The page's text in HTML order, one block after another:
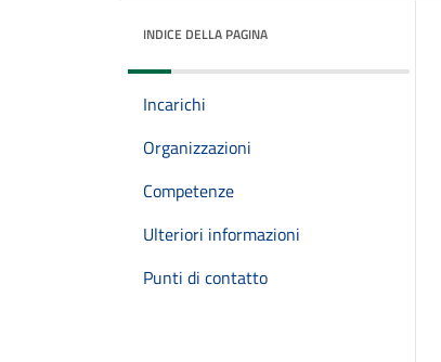
INDICE DELLA PAGINA
Incarichi
Organizzazioni
Competenze
Ulteriori informazioni
Punti di contatto